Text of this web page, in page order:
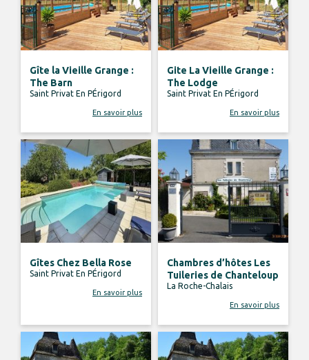
Gîte la Vieille Grange :
The Barn
Saint Privat En PÉrigord
En savoir plus
Gite La Vieille Grange :
The Lodge
Saint Privat En PÉrigord
En savoir plus
Gîtes Chez Bella Rose
Saint Privat En PÉrigord
En savoir plus
Chambres d’hôtes Les
Tuileries de Chanteloup
La Roche-Chalais
En savoir plus